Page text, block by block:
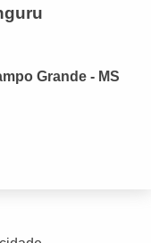
Grande - MS